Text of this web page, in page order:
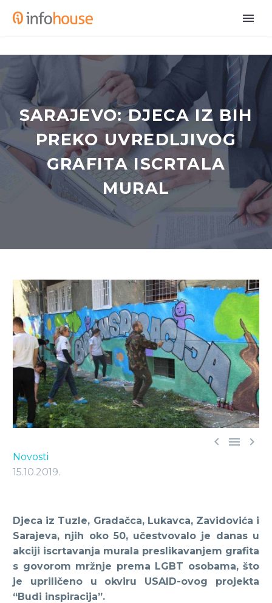
SARAJEVO: DJECA IZ BIH
PREKO UVREDLJIVOG
GRAFITA ISCRTALA
MURAL
  
Novosti
15.10.2019.
Djeca iz Tuzle, Gradačca, Lukavca, Zavidovića i
Sarajeva, njih oko 50, učestvovalo je danas u
akciji iscrtavanja murala preslikavanjem grafita
s govorom mržnje prema LGBT osobama, što
je upriličeno u okviru USAID-ovog projekta
“Budi inspiracija”.